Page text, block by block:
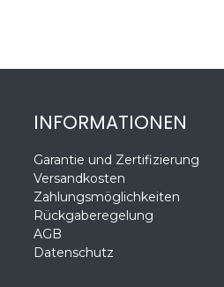
INFORMATIONEN
Garantie und Zertifizierung
Versandkosten
Zahlungsmöglichkeiten
Rückgaberegelung
AGB
Datenschutz